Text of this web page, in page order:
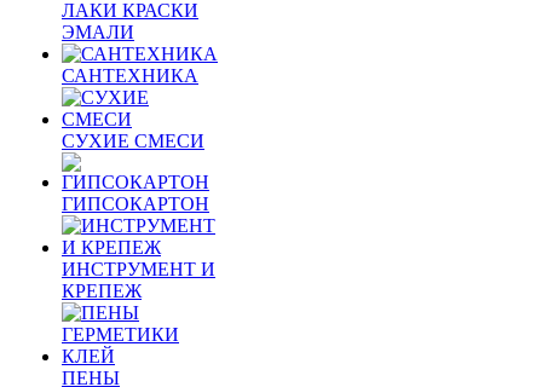
ЛАКИ КРАСКИ
ЭМАЛИ
САНТЕХНИКА
СУХИЕ СМЕСИ
ГИПСОКАРТОН
ИНСТРУМЕНТ И
КРЕПЕЖ
ПЕНЫ